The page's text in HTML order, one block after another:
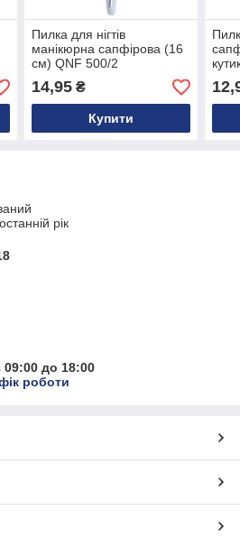
Пилка для нігтів
манікюрна сапфірова (16
см) QNF 500/2
14,95₴
Купити
рік
09:00 до 18:00
роботи